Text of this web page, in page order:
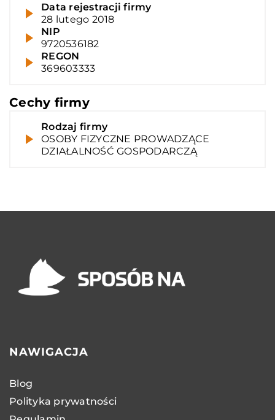
Data rejestracji firmy
28 lutego 2018
NIP
9720536182
REGON
369603333
Cechy firmy
Rodzaj firmy
OSOBY FIZYCZNE PROWADZĄCE
DZIAŁALNOŚĆ GOSPODARCZĄ
NAWIGACJA
Blog
Polityka prywatności